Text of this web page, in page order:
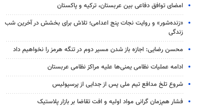
امضای توافق دفاعی بین عربستان، ترکیه و پاکستان
«زنده‌شور» و روایت نجات پنج اعدامی؛ تلاش برای بخشش در آخرین شب
زندگی
محسن رضایی: اجازه باز شدن مسیر دوم در تنگه هرمز را نخواهیم داد
ادامه عملیات نظامی یمنی‌ها علیه مراکز نظامی عربستان
شروع تلخ مدافع تیم ملی پس از جدایی از پرسپولیس
فشار هم‌زمان گرانی مواد اولیه و افت تقاضا بر بازار پلاستیک